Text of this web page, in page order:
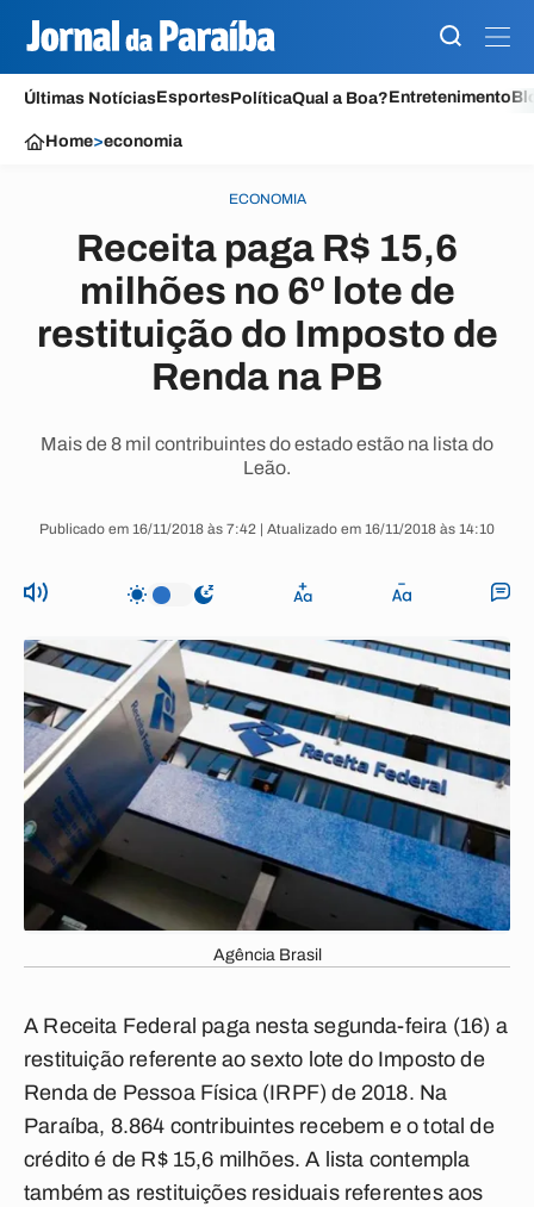
Últimas NotíciasEsportesPolíticaQual a Boa?Entretenimento
Home>economia
ECONOMIA
Receita paga R$ 15,6
milhões no 6º lote de
restituição do Imposto de
Renda na PB
Mais de 8 mil contribuintes do estado estão na lista do
Leão.
Publicado em 16/11/2018 às 7:42 | Atualizado em 16/11/2018 às 14:10
Agência Brasil
A Receita Federal paga nesta segunda-feira (16) a
restituição referente ao sexto lote do Imposto de
Renda de Pessoa Física (IRPF) de 2018. Na
Paraíba, 8.864 contribuintes recebem e o total de
crédito é de R$ 15,6 milhões. A lista contempla
também as restituições residuais referentes aos